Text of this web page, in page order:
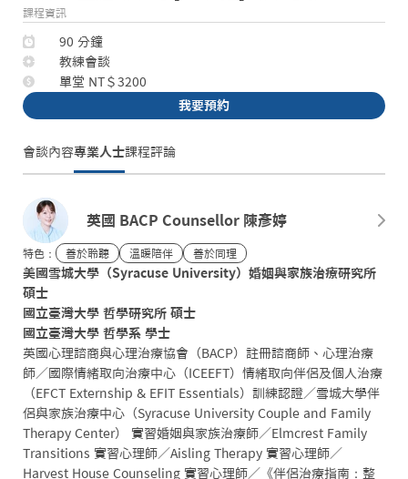
課程資訊
90 分鐘
教練會談
單堂 NT＄3200
我要預約
會談內容專業人士課程評論
英國 BACP Counsellor 陳彥婷
特色： 善於聆聽 溫暖陪伴 善於同理
美國雪城大學（Syracuse University）婚姻與家族治療研究所
碩士
國立臺灣大學 哲學研究所 碩士
國立臺灣大學 哲學系 學士
英國心理諮商與心理治療協會（BACP）註冊諮商師、心理治療
師／國際情緒取向治療中心（ICEEFT）情緒取向伴侶及個人治療
（EFCT Externship & EFIT Essentials）訓練認證／雪城大學伴
侶與家族治療中心（Syracuse University Couple and Family
Therapy Center） 實習婚姻與家族治療師／Elmcrest Family
Transitions 實習心理師／Aisling Therapy 實習心理師／
Harvest House Counseling 實習心理師／《伴侶治療指南：整